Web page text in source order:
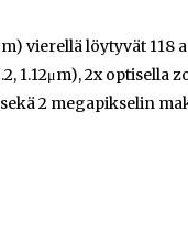
vierellä löytyvät
1.12μm), 2x optisella
2 megapikselin